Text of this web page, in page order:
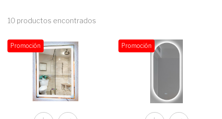
10 productos encontrados
Promoción Promoción